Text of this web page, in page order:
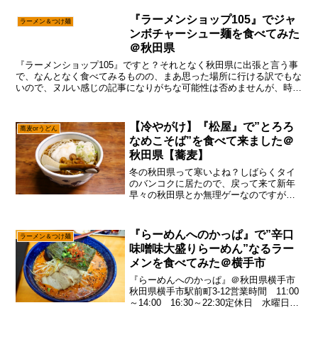
が、あえて言おう！「B級グルメって表現
はどうよ？」そもそもが...
ラーメン＆つけ麺
『ラーメンショップ105』でジャ
ンボチャーシュー麺を食べてみた
＠秋田県
『ラーメンショップ105』ですと？それとなく秋田県に出張と言う事
で、なんとなく食べてみるものの、まあ思った場所に行ける訳でもな
いので、ヌルい感じの記事になりがちな可能性は否めませんが、時に
蕎麦orうどん
【冷やがけ】『松屋』で”とろろ
なめこそば”を食べて来ました＠
秋田県【蕎麦】
冬の秋田県って寒いよね？しばらくタイ
のバンコクに居たので、戻って来て新年
早々の秋田県とか無理ゲーなのですが？
が、コレが雪国って奴だべ？唯一、筆者
的に評価出来るとすれば、...
ラーメン＆つけ麺
『らーめんへのかっぱ』で”辛口
味噌味大盛りらーめん”なるラー
メンを食べてみた＠横手市
『らーめんへのかっぱ』＠秋田県横手市
秋田県横手市駅前町3-12営業時間 11:00
～14:00 16:30～22:30定休日 水曜日